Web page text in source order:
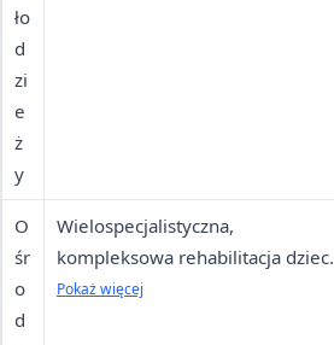
ło
d
zi
e
ż
y
O
śr
o
d
Wielospecjalistyczna,
kompleksowa rehabilitacja dzieci
zagrożonych nieprawidłowym
Pokaż więcej